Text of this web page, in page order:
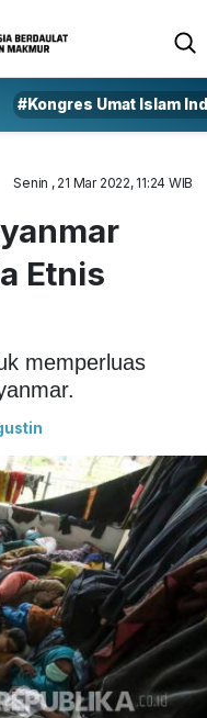
#Kongres Umat Islam
Senin , 21 Mar 2022, 11:24 WIB
Etnis
memperluas